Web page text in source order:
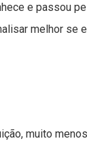
e passou
melhor se
muito